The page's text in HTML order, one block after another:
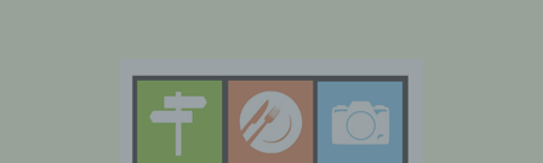
gemeinsam mit anderen über die Zwecke
und Mittel der Verarbeitung von
personenbezogenen Daten entscheidet.
Sind die Zwecke und Mittel dieser